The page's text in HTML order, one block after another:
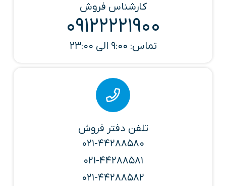
کارشناس فروش
09122221900
تماس: 9:00 الی 23:00
تلفن دفتر فروش
021-44288580
021-44288581
021-44288582